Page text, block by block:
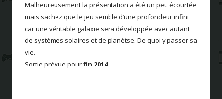
Malheureusement la présentation a été un peu écourtée
mais sachez que le jeu semble d’une profondeur infini
car une véritable galaxie sera développée avec autant
de systèmes solaires et de planètse. De quoi y passer sa
vie.
Sortie prévue pourfin 2014.